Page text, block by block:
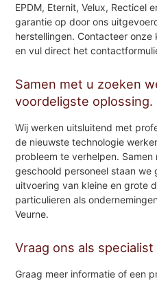
EPDM, Eternit, Velux, Recticel
garantie op door ons
herstellingen. Contacteer
en vul direct het
Samen met u zoeken
voordeligste oplossing.
Wij werken uitsluitend met
de nieuwste technologie
probleem te verhelpen.
geschoold personeel staan
uitvoering van kleine en grote
particulieren als
Veurne.
Vraag ons als
Graag meer informatie of een